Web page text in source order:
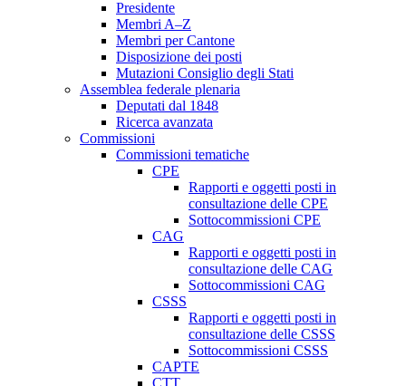
Presidente
Membri A–Z
Membri per Cantone
Disposizione dei posti
Mutazioni Consiglio degli Stati
Assemblea federale plenaria
Deputati dal 1848
Ricerca avanzata
Commissioni
Commissioni tematiche
CPE
Rapporti e oggetti posti in
consultazione delle CPE
Sottocommissioni CPE
CAG
Rapporti e oggetti posti in
consultazione delle CAG
Sottocommissioni CAG
CSSS
Rapporti e oggetti posti in
consultazione delle CSSS
Sottocommissioni CSSS
CAPTE